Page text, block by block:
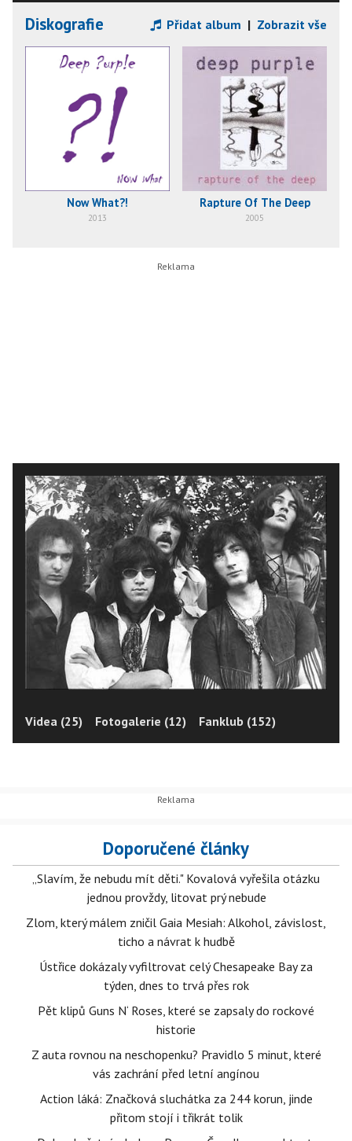
Diskografie Přidat album | Zobrazit vše
Now What?!
2013
Rapture Of The Deep
2005
Videa (25) Fotogalerie (12) Fanklub (152)
Doporučené články
„Slavím, že nebudu mít děti." Kovalová vyřešila otázku
jednou provždy, litovat prý nebude
Zlom, který málem zničil Gaia Mesiah: Alkohol, závislost,
ticho a návrat k hudbě
Ústřice dokázaly vyfiltrovat celý Chesapeake Bay za
týden, dnes to trvá přes rok
Pět klipů Guns N‘ Roses, které se zapsaly do rockové
historie
Z auta rovnou na neschopenku? Pravidlo 5 minut, které
vás zachrání před letní angínou
Action láká: Značková sluchátka za 244 korun, jinde
přitom stojí i třikrát tolik